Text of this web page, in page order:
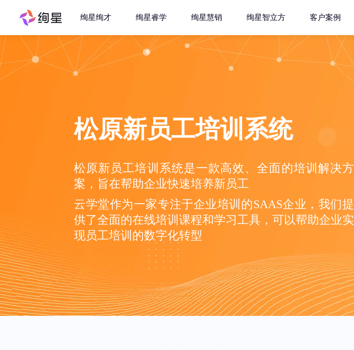
绚星绚才 绚星睿学 绚星慧销 绚星智立方 客户案例
松原新员工培训系统
松原新员工培训系统是一款高效、全面的培训解决方
案，旨在帮助企业快速培养新员工
云学堂作为一家专注于企业培训的SAAS企业，我们提
供了全面的在线培训课程和学习工具，可以帮助企业实
现员工培训的数字化转型